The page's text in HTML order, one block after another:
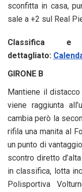
sconfitta in casa,
sale a +2 sul Real
Classifica e
dettagliato:
GIRONE B
Mantiene il
viene raggiunta
cambia però la
rifila una manita al
un punto di
scontro diretto
in classifica, lotta
Polisportiva